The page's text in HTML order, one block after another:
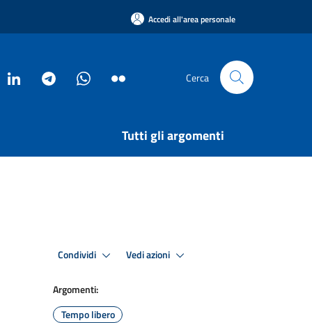
Accedi all'area personale
Cerca
Tutti gli argomenti
Condividi Vedi azioni
Argomenti:
Tempo libero